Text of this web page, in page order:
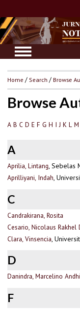
Home /Search /Browse
Browse
A B C D E F G H I J K L M
A
Aprilia, Lintang, Sebelas
Aprilliyani, Indah,
C
Candrakirana, Rosita
Cesario, Nicolaus Rakhel
Clara, Vinsencia,
D
Danindra, Marcelino
F